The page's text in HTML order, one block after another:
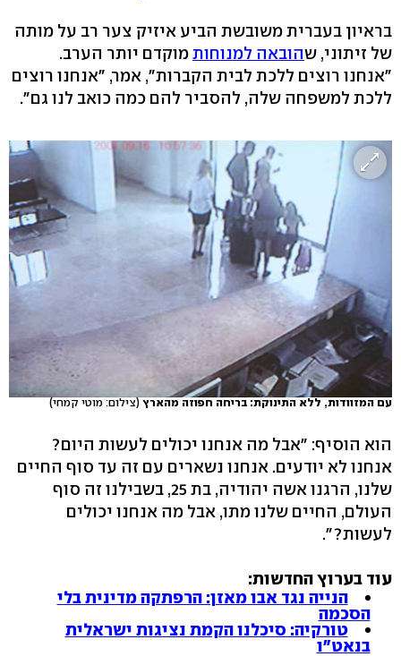
בראיון בעברית משובשת הביע איזיק צער רב על מותה
של זיתוני, שהובאה למנוחותמוקדם יותר הערב.
"אנחנו רוצים ללכת לבית הקברות", אמר, "אנחנו רוצים
ללכת למשפחה שלה, להסביר להם כמה כואב לנו גם".
עם המזוודות, ללא התינוקת: בריחה חפוזה מהארץ (צילום: מוטי קמחי)
הוא הוסיף: "אבל מה אנחנו יכולים לעשות היום?
אנחנו לא יודעים. אנחנו נשארים עם זה עד סוף החיים
שלנו, הרגנו אשה יהודיה, בת 25, בשבילנו זה סוף
העולם, החיים שלנו מתו, אבל מה אנחנו יכולים
לעשות?".
עוד בערוץ החדשות:
הנייה נגד אבו מאזן: הרפתקה מדינית בלי
הסכמה
טורקיה: סיכלנו הקמת נציגות ישראלית
בנאט"ו